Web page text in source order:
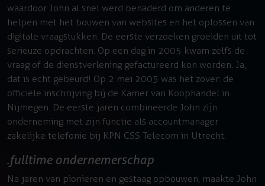
waardoor John al snel werd benaderd om anderen te
helpen met het bouwen van websites en het oplossen van
digitale vraagstukken. De eerste verzoeken groeiden uit tot
serieuze opdrachten. Op een dag in 2005 kwam zelfs de
vraag of de dienstverlening gefactureerd kon worden. Ja,
dat is echt gebeurd! Op 2 mei 2005 was het zover: de
officiële inschrijving bij de Kamer van Koophandel in
Nijmegen. De eerste jaren combineerde John zijn
onderneming met zijn functie als accountmanager
zakelijke telefonie bij KPN CSS Telecom in Utrecht.
fulltime ondernemerschap
Na jaren van pionieren en gestaag opbouwen, maakte John